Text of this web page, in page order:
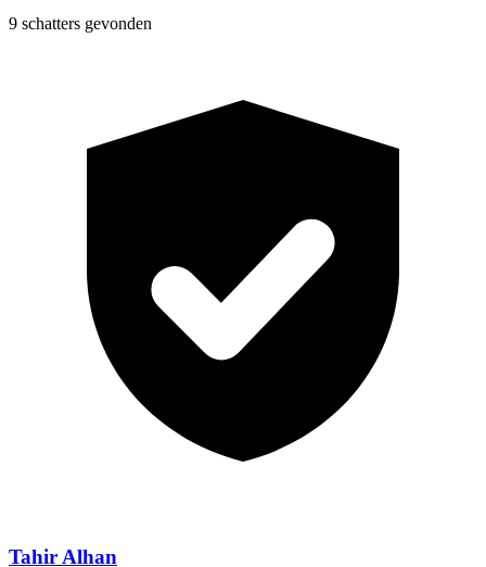
9 schatters gevonden
Tahir Alhan